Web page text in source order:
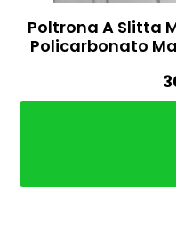
Poltrona A Slitta
Policarbonato